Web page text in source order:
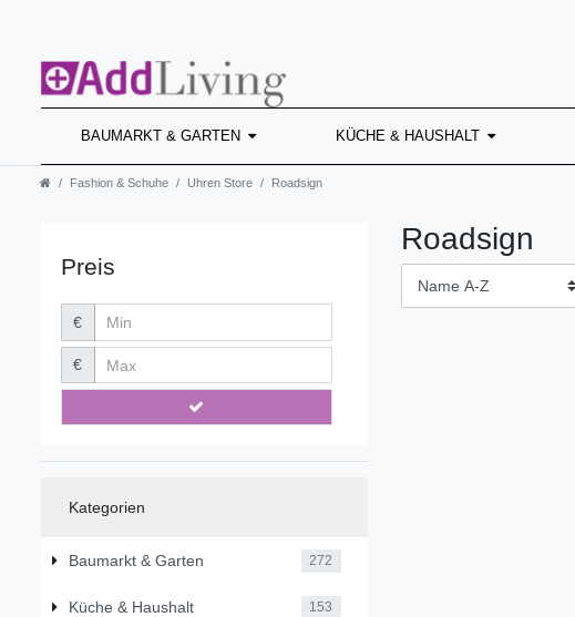
BAUMARKT & GARTEN KÜCHE & HAUSHALT
Fashion & Schuhe Uhren Store Roadsign
Preis
€
€
Kategorien
Baumarkt & Garten 272
Küche & Haushalt 153
Roadsign